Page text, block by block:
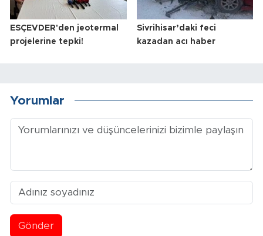
ESÇEVDER'den jeotermal
projelerine tepki!
Sivrihisar’daki feci
kazadan acı haber
Yorumlar
Gönder